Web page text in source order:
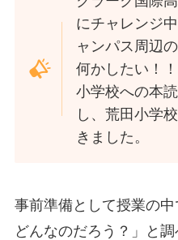
にチャレンジ
ャンパス周辺
何かしたい！
小学校への本
し、荒田小学
きました。
事前準備として授業の
どんなのだろう？」と調